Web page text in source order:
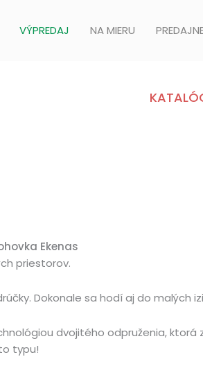
VÝPREDAJ NA MIERU
Ekenas
priestorov.
Dokonale sa hodí aj do malých
dvojitého odpruženia,
typu!